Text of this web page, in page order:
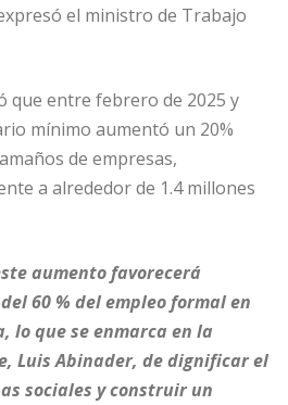
el ministro de Trabajo
que entre febrero de 2025 y
mínimo aumentó un 20%
de empresas,
a alrededor de 1.4 millones
aumento favorecerá
60 % del empleo formal en
lo que se enmarca en la
Luis Abinader, de dignificar el
sociales y construir un